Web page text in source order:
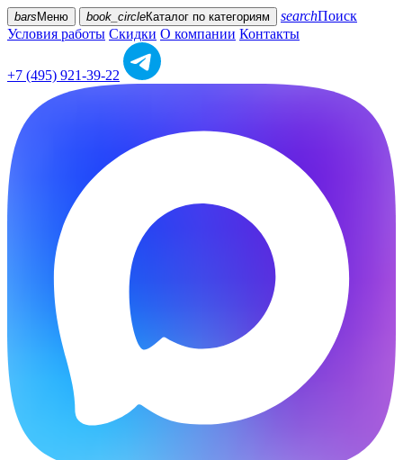
bars Меню book_circleКаталог по категориям searchПоиск
Условия работы Скидки О компании Контакты
+7 (495) 921-39-22